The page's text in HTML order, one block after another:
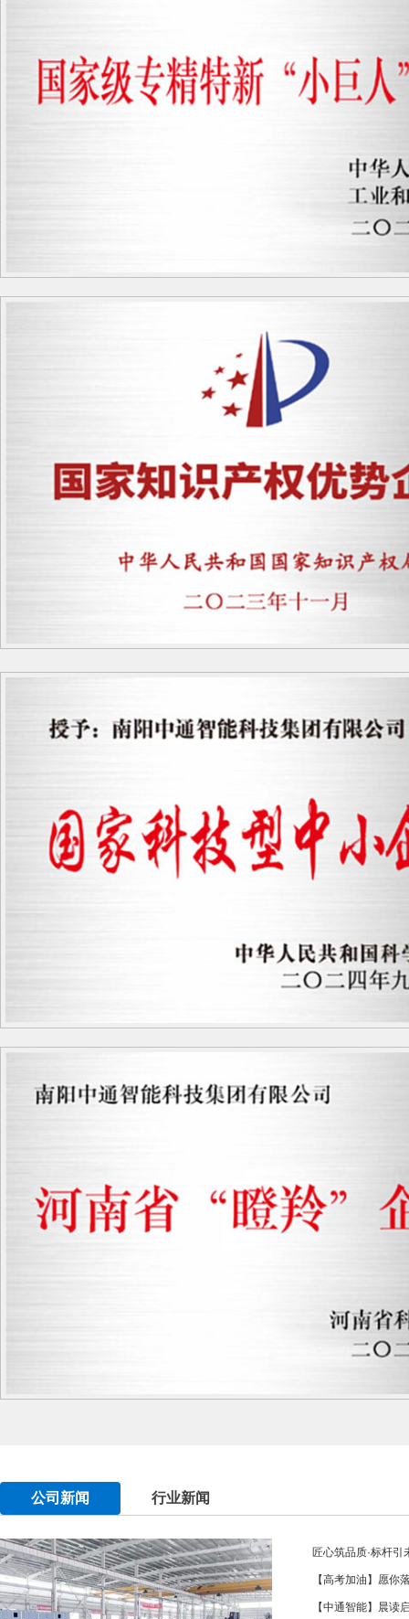
公司新闻 行业新闻
匠心筑品质·标杆引
【高考加油】愿你
【中通智能】晨读